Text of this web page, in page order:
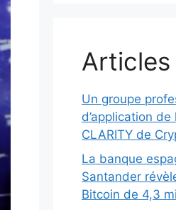
Un groupe
d’application
CLARITY de
La banque
Santander
Bitcoin de 4,3